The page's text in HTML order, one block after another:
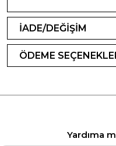
İADE/DEĞİŞİM
ÖDEME
Yardıma